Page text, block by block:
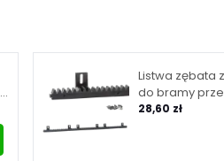
Listwa zębata
do bramy
L1000x20 mm
28,60 zł